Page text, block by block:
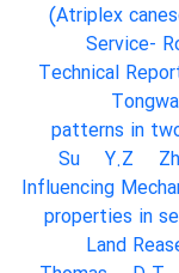
(Atriplex
Service-
Technical
patterns in
Su
Y.Z
Influencing
properties in
Land